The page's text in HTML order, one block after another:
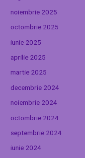
noiembrie 2025
octombrie 2025
iunie 2025
aprilie 2025
martie 2025
decembrie 2024
noiembrie 2024
octombrie 2024
septembrie 2024
iunie 2024